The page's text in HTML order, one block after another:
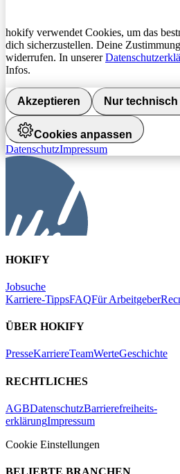
hokify verwendet Cookies, um das
dich sicherzustellen. Deine
widerrufen. In unserer
Infos.
Akzeptieren Nur
Cookies anpassen
DatenschutzImpressum
HOKIFY
Jobsuche
Karriere-TippsFAQFür Arbeitgeber
ÜBER HOKIFY
PresseKarriereTeamWerteGeschichte
RECHTLICHES
AGBDatenschutzBarrierefreiheits-
erklärungImpressum
Cookie Einstellungen